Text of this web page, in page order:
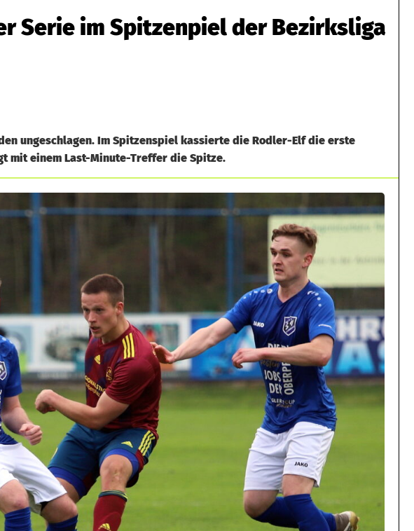
Serie im Spitzenpiel der Bezirksliga
ungeschlagen. Im Spitzenspiel kassierte die Rodler-Elf die erste
mit einem Last-Minute-Treffer die Spitze.